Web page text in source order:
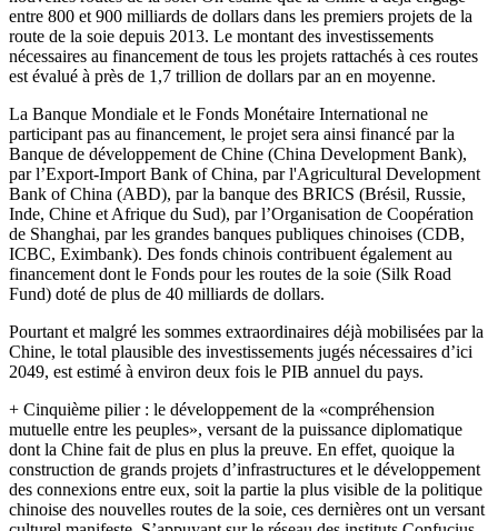
entre 800 et 900 milliards de dollars dans les premiers projets de la
route de la soie depuis 2013. Le montant des investissements
nécessaires au financement de tous les projets rattachés à ces routes
est évalué à près de 1,7 trillion de dollars par an en moyenne.
La Banque Mondiale et le Fonds Monétaire International ne
participant pas au financement, le projet sera ainsi financé par la
Banque de développement de Chine (China Development Bank),
par l’Export-Import Bank of China, par l'Agricultural Development
Bank of China (ABD), par la banque des BRICS (Brésil, Russie,
Inde, Chine et Afrique du Sud), par l’Organisation de Coopération
de Shanghai, par les grandes banques publiques chinoises (CDB,
ICBC, Eximbank). Des fonds chinois contribuent également au
financement dont le Fonds pour les routes de la soie (Silk Road
Fund) doté de plus de 40 milliards de dollars.
Pourtant et malgré les sommes extraordinaires déjà mobilisées par la
Chine, le total plausible des investissements jugés nécessaires d’ici
2049, est estimé à environ deux fois le PIB annuel du pays.
+ Cinquième pilier : le développement de la «compréhension
mutuelle entre les peuples», versant de la puissance diplomatique
dont la Chine fait de plus en plus la preuve. En effet, quoique la
construction de grands projets d’infrastructures et le développement
des connexions entre eux, soit la partie la plus visible de la politique
chinoise des nouvelles routes de la soie, ces dernières ont un versant